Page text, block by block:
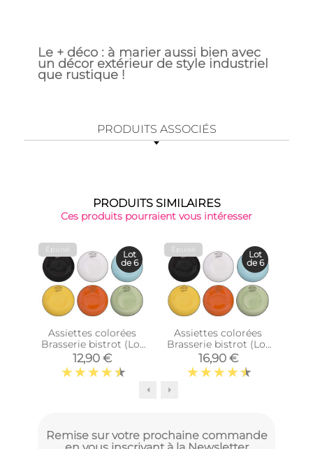
Le + déco : à marier aussi bien avec
un décor extérieur de style industriel
que rustique !
PRODUITS ASSOCIÉS
PRODUITS SIMILAIRES
Ces produits pourraient vous intéresser
Épuisé
Assiettes colorées
Brasserie bistrot (Lot
de 6) (Assiettes plates
- 21,5 cm)
12,90 €
Lot
de 6
Épuisé
Assiettes colorées
Brasserie bistrot (Lot
de 6) (Assiettes plates
- 27 cm)
16,90 €
Lot
de 6
Remise sur votre prochaine commande